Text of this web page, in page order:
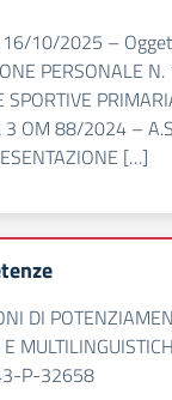
10/2025 –
PERSONALE
SPORTIVE
3 OM 88/2024 –
[…]
DI
P-32658